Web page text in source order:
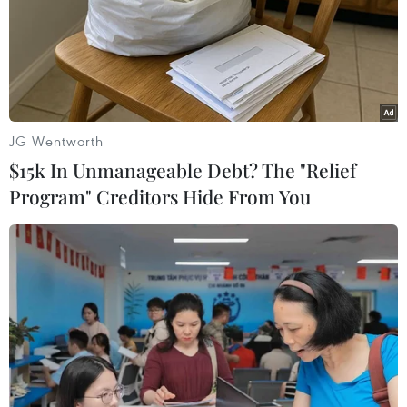
Theo dõi VietnamPlus
TIN LIÊN QUAN
JG Wentworth
$15k In Unmanageable Debt? The "Relief
Program" Creditors Hide From You